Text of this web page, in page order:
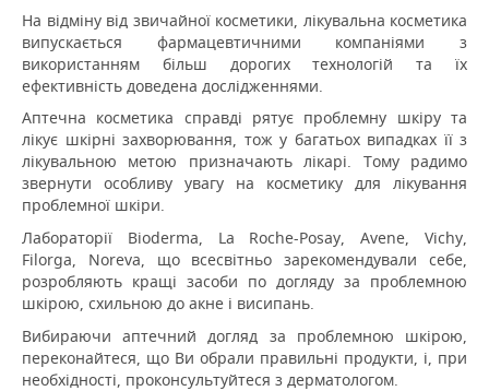
На відміну від звичайної косметики, лікувальна косметика
випускається фармацевтичними компаніями з
використанням більш дорогих технологій та їх
ефективність доведена дослідженнями.
Аптечна косметика справді рятує проблемну шкіру та
лікує шкірні захворювання, тож у багатьох випадках її з
лікувальною метою призначають лікарі. Тому радимо
звернути особливу увагу на косметику для лікування
проблемної шкіри.
Лабораторії Bioderma, La Roche-Posay, Avene, Vichy,
Filorga, Noreva, що всесвітньо зарекомендували себе,
розробляють кращі засоби по догляду за проблемною
шкірою, схильною до акне і висипань.
Вибираючи аптечний догляд за проблемною шкірою,
переконайтеся, що Ви обрали правильні продукти, і, при
необхідності, проконсультуйтеся з дерматологом.